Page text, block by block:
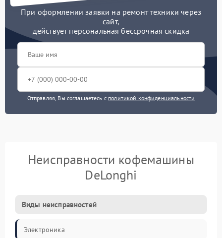
При оформлении заявки на ремонт техники через
сайт,
действует персональная бессрочная скидка
Отправляя, Вы соглашаетесь с политикой конфиденциальности
Неисправности кофемашины
DeLonghi
Виды неисправностей
Электроника